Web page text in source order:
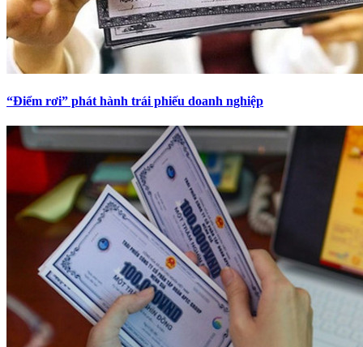
“Điểm rơi” phát hành trái phiếu doanh nghiệp